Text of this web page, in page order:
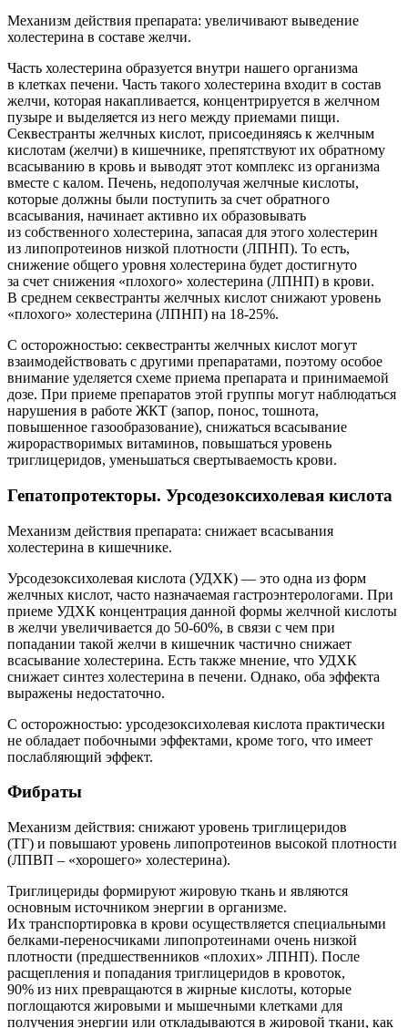
Механизм действия препарата: увеличивают выведение
холестерина в составе желчи.
Часть холестерина образуется внутри нашего организма
в клетках печени. Часть такого холестерина входит в состав
желчи, которая накапливается, концентрируется в желчном
пузыре и выделяется из него между приемами пищи.
Секвестранты желчных кислот, присоединяясь к желчным
кислотам (желчи) в кишечнике, препятствуют их обратному
всасыванию в кровь и выводят этот комплекс из организма
вместе с калом. Печень, недополучая желчные кислоты,
которые должны были поступить за счет обратного
всасывания, начинает активно их образовывать
из собственного холестерина, запасая для этого холестерин
из липопротеинов низкой плотности (ЛПНП). То есть,
снижение общего уровня холестерина будет достигнуто
за счет снижения «плохого» холестерина (ЛПНП) в крови.
В среднем секвестранты желчных кислот снижают уровень
«плохого» холестерина (ЛПНП) на 18-25%.
С осторожностью: секвестранты желчных кислот могут
взаимодействовать с другими препаратами, поэтому особое
внимание уделяется схеме приема препарата и принимаемой
дозе. При приеме препаратов этой группы могут наблюдаться
нарушения в работе ЖКТ (запор, понос, тошнота,
повышенное газообразование), снижаться всасывание
жирорастворимых витаминов, повышаться уровень
триглицеридов, уменьшаться свертываемость крови.
Гепатопротекторы. Урсодезоксихолевая кислота
Механизм действия препарата: снижает всасывания
холестерина в кишечнике.
Урсодезоксихолевая кислота (УДХК) — это одна из форм
желчных кислот, часто назначаемая гастроэнтерологами. При
приеме УДХК концентрация данной формы желчной кислоты
в желчи увеличивается до 50-60%, в связи с чем при
попадании такой желчи в кишечник частично снижает
всасывание холестерина. Есть также мнение, что УДХК
снижает синтез холестерина в печени. Однако, оба эффекта
выражены недостаточно.
С осторожностью: урсодезоксихолевая кислота практически
не обладает побочными эффектами, кроме того, что имеет
послабляющий эффект.
Фибраты
Механизм действия: снижают уровень триглицеридов
(ТГ) и повышают уровень липопротеинов высокой плотности
(ЛПВП – «хорошего» холестерина).
Триглицериды формируют жировую ткань и являются
основным источником энергии в организме.
Их транспортировка в крови осуществляется специальными
белками-переносчиками липопротеинами очень низкой
плотности (предшественников «плохих» ЛПНП). После
расщепления и попадания триглицеридов в кровоток,
90% из них превращаются в жирные кислоты, которые
поглощаются жировыми и мышечными клетками для
получения энергии или откладываются в жировой ткани, как